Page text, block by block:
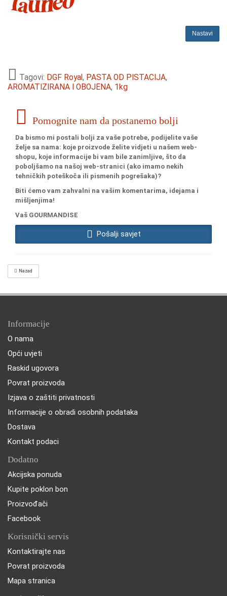
Nastavi
Tagovi: DGF Royal, PASTA OD PISTACIJA,
AROMATIZIRANA I OBOJENA, 1kg
Pomognite nam da postanemo bolji
Da bismo mi postali bolji za vaše potrebe, podijelite vaše
želje sa nama: koje proizvode želite vidjeti u našem web-
shopu, koje informacije bi vam bile zanimljive, što da
poboljšamo na našoj web-stranici (ako imamo nekih
tehničkih poteškoča ili pismenih pogrešaka)?
Biti ćemo vam zahvalni na vašim komentarima, idejama i
mišljenjima!
Vaš GOURMANDISE
Pošalji savjet
Nazad
Informacije
O nama
Opći uvjeti
Raskid ugovora
Povrat proizvoda
Izjava o zaštiti privatnosti
Informacije o obradi osobnih podataka
Dostava
Kontakt podaci
Dodatno
Akcijska ponuda
Kupite poklon bon
Proizvođači
Facebook
Korisnički servis
Kontaktirajte nas
Povrat proizvoda
Mapa stranica